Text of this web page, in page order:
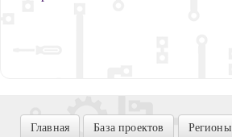
Главная База проектов Регионы